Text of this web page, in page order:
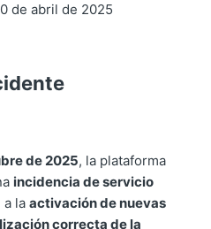
de abril de 2025
de 2025, la plataforma
incidencia de servicio
la activación de nuevas
correcta de la